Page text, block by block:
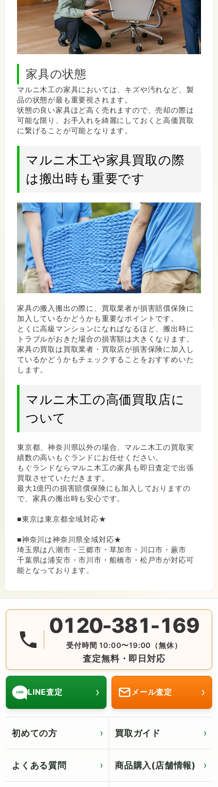
家具の状態
マルニ木工の家具においては、キズや汚れなど、製
品の状態が最も重要視されます。
状態の良い家具ほど高く売れますので、売却の際は
可能な限り、お手入れを綺麗にしておくと高価買取
に繋げることが可能となります。
マルニ木工や家具買取の際
は搬出時も重要です
家具の搬入搬出の際に、買取業者が損害賠償保険に
加入しているかどうかも重要なポイントです。
とくに高級マンションになればなるほど、搬出時に
トラブルがおきた場合の損害額は大きくなります。
家具の買取は買取業者・買取店が損害保険に加入し
ているかどうかもチェックすることをおすすめいた
します。
マルニ木工の高価買取店に
ついて
東京都、神奈川県以外の場合、マルニ木工の買取実
績数の高いもぐランドにお任せください。
もぐランドならマルニ木工の家具も即日査定で出張
買取させていただきます。
最大1億円の損害賠償保険にも加入しておりますの
で、家具の搬出時も安心です。
■東京は東京都全域対応★
■神奈川は神奈川県全域対応★
埼玉県は八潮市・三郷市・草加市・川口市・蕨市
千葉県は浦安市・市川市・船橋市・松戸市が対応可
能となっております。
0120-381-169
受付時間 10:00〜19:00（無休）
査定無料・即日対応
無料の電話査定・見積もり お問合せは番号をタップ♪
LINE LINE査定 › メール査定 ›
初めての方 買取ガイド
よくある質問 商品購入(店舗情報)